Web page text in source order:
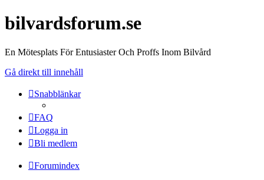
bilvardsforum.se
En Mötesplats För Entusiaster Och Proffs Inom Bilvård
Gå direkt till innehåll
Snabblänkar
FAQ
Logga in
Bli medlem
Forumindex